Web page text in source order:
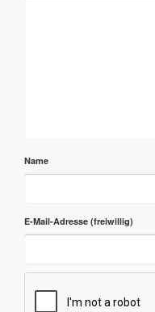
Name
E-Mail-Adresse